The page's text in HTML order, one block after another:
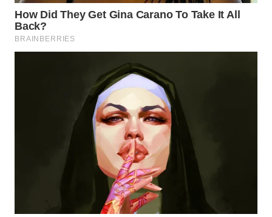
WN
MANDALIKA
WN